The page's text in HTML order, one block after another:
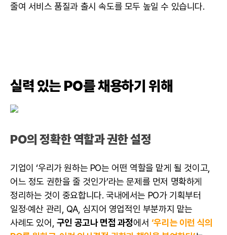
줄여 서비스 품질과 출시 속도를 모두 높일 수 있습니다.
실력 있는 PO를 채용하기 위해
PO의 정확한 역할과 권한 설정
기업이 ‘우리가 원하는 PO는 어떤 역할을 맡게 될 것이고,
어느 정도 권한을 줄 것인가’라는 문제를 먼저 명확하게
정리하는 것이 중요합니다. 국내에서는 PO가 기획부터
일정·예산 관리, QA , 심지어 영업적인 부분까지 맡는
사례도 있어, 구인 공고나 면접 과정에서 ‘우리는 이런 식의